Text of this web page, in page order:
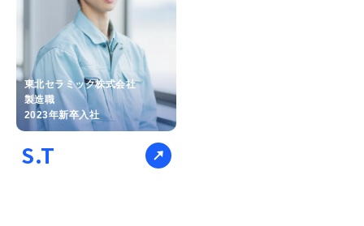
東北セラミック株式会社
製造職
2023年新卒入社
S.T